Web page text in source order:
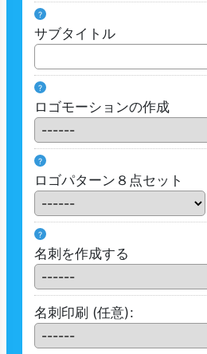
?
サブタイトル
?
ロゴモーションの作成
?
ロゴパターン８点セット
?
名刺を作成する
名刺印刷 (任意):